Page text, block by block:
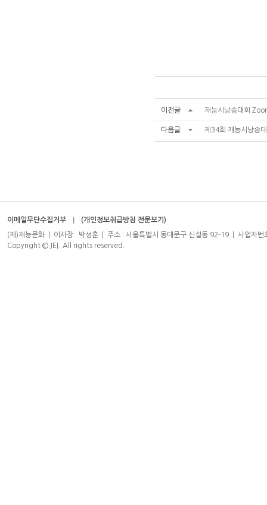
이전글 재능시낭송대회
다음글 제34회 재능시낭송
이메일무단수집거부 (개인정보취급방침 전문보기)
(재)재능문화 | 이사장 : 박성훈 | 주소 : 서울특별시 동대문구 신설동 92-19 | 사
Copyright © JEI. All rights reserved.